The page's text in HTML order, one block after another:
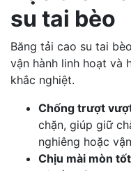
su tai bèo
Băng tải cao su tai
vận hành linh hoạt và
khắc nghiệt.
Chống trượt
chặn, giúp giữ
nghiêng hoặc
Chịu mài mòn